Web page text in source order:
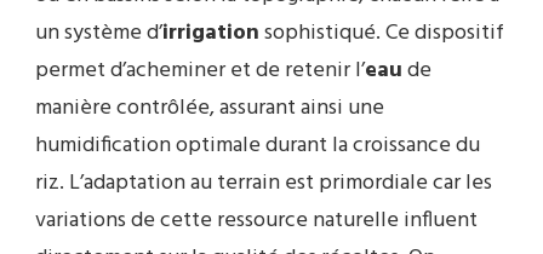
un système d’irrigationsophistiqué. Ce dispositif
permet d’acheminer et de retenir l’eaude
manière contrôlée, assurant ainsi une
humidification optimale durant la croissance du
riz. L’adaptation au terrain est primordiale car les
variations de cette ressource naturelle influent